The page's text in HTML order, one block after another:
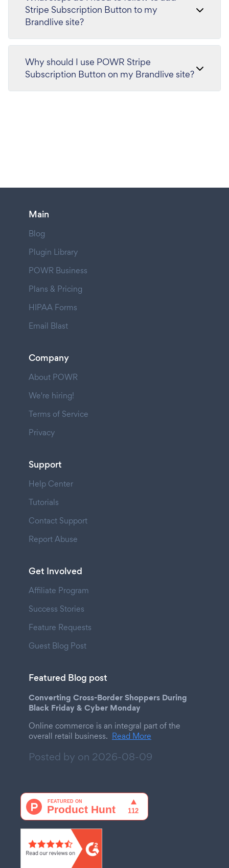
Stripe Subscription Button to my
Brandlive site?
Why should I use POWR Stripe
Subscription Button on my Brandlive site?
Main
Blog
Plugin Library
POWR Business
Plans & Pricing
HIPAA Forms
Email Blast
Company
About POWR
We're hiring!
Terms of Service
Privacy
Support
Help Center
Tutorials
Contact Support
Report Abuse
Get Involved
Affiliate Program
Success Stories
Feature Requests
Guest Blog Post
Featured Blog post
Converting Cross-Border Shoppers During
Black Friday & Cyber Monday
Online commerce is an integral part of the
overall retail business. Read More
Posted by on 2026-08-09